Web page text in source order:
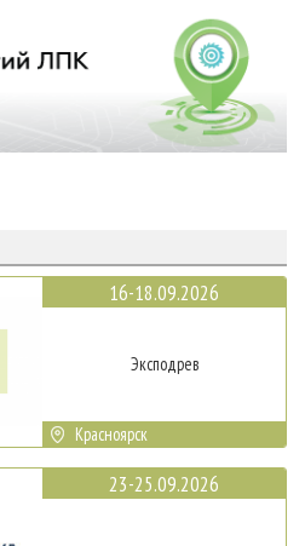
16-18.09.2026
Эксподрев
Красноярск
23-25.09.2026